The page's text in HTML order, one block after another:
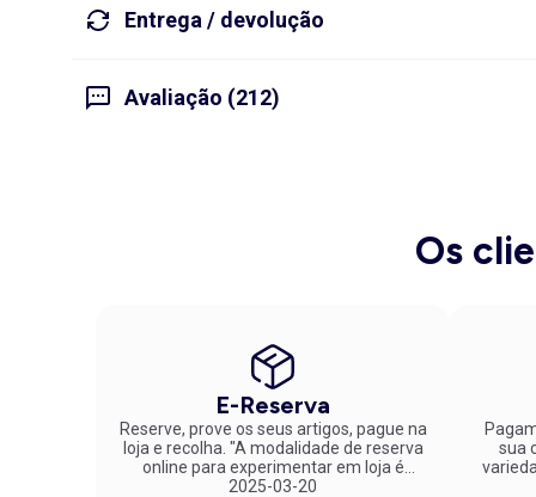
Entrega / devolução
Avaliação (212)
Os
E-Reserva
Reserve, prove os seus artigos, pague na
loja e recolha. "A modalidade de reserva
online para experimentar em loja é
fantástica. Parabéns pela inovação!"
2025-03-20
sua